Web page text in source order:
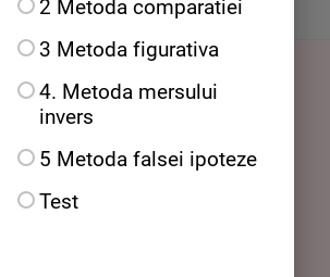
2 Metoda comparatiei
3 Metoda figurativa
4. Metoda mersului
invers
5 Metoda falsei ipoteze
Test
Interesant